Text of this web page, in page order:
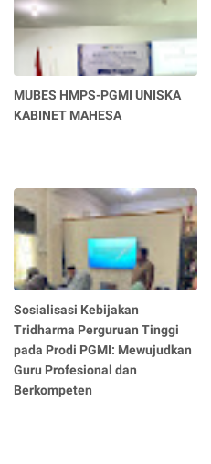
MUBES HMPS-PGMI UNISKA
KABINET MAHESA
Sosialisasi Kebijakan
Tridharma Perguruan Tinggi
pada Prodi PGMI: Mewujudkan
Guru Profesional dan
Berkompeten